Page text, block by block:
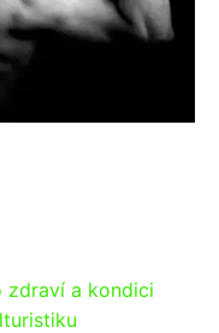
a kondici